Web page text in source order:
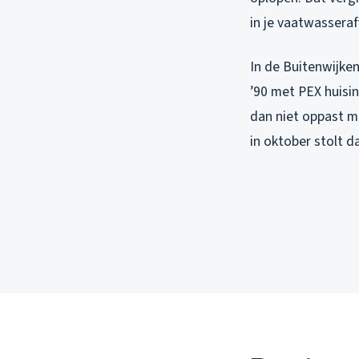
in je
In de
’90 met PEX
dan niet oppast
in oktober stolt